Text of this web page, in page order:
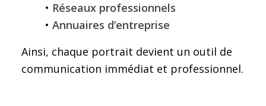
• Réseaux professionnels
• Annuaires d’entreprise
Ainsi, chaque portrait devient un outil de
communication immédiat et professionnel.